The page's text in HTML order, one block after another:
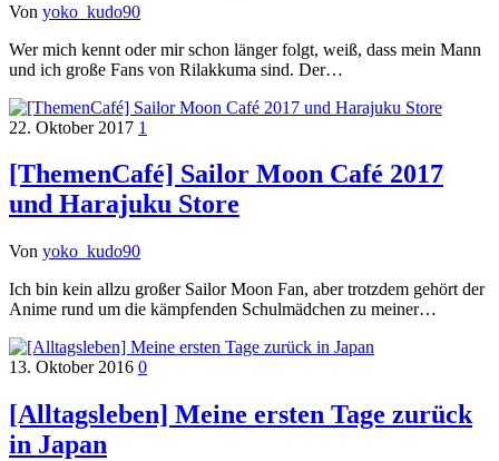
Von yoko_kudo90
Wer mich kennt oder mir schon länger folgt, weiß, dass mein Mann
und ich große Fans von Rilakkuma sind. Der…
22. Oktober 2017 1
[ThemenCafé] Sailor Moon Café 2017
und Harajuku Store
Von yoko_kudo90
Ich bin kein allzu großer Sailor Moon Fan, aber trotzdem gehört der
Anime rund um die kämpfenden Schulmädchen zu meiner…
13. Oktober 2016 0
[Alltagsleben] Meine ersten Tage zurück
in Japan